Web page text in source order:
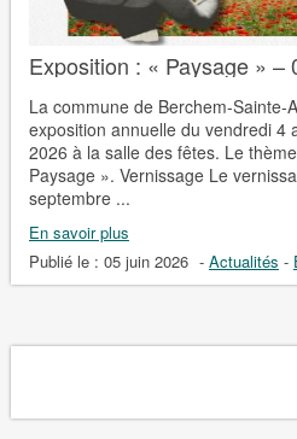
Exposition : « Paysage » –
La commune de Berchem-Sainte-
exposition annuelle du vendredi 4
2026 à la salle des fêtes. Le
Paysage ». Vernissage Le
septembre ...
En savoir plus
Publié le : 05 juin 2026 - Actualités -